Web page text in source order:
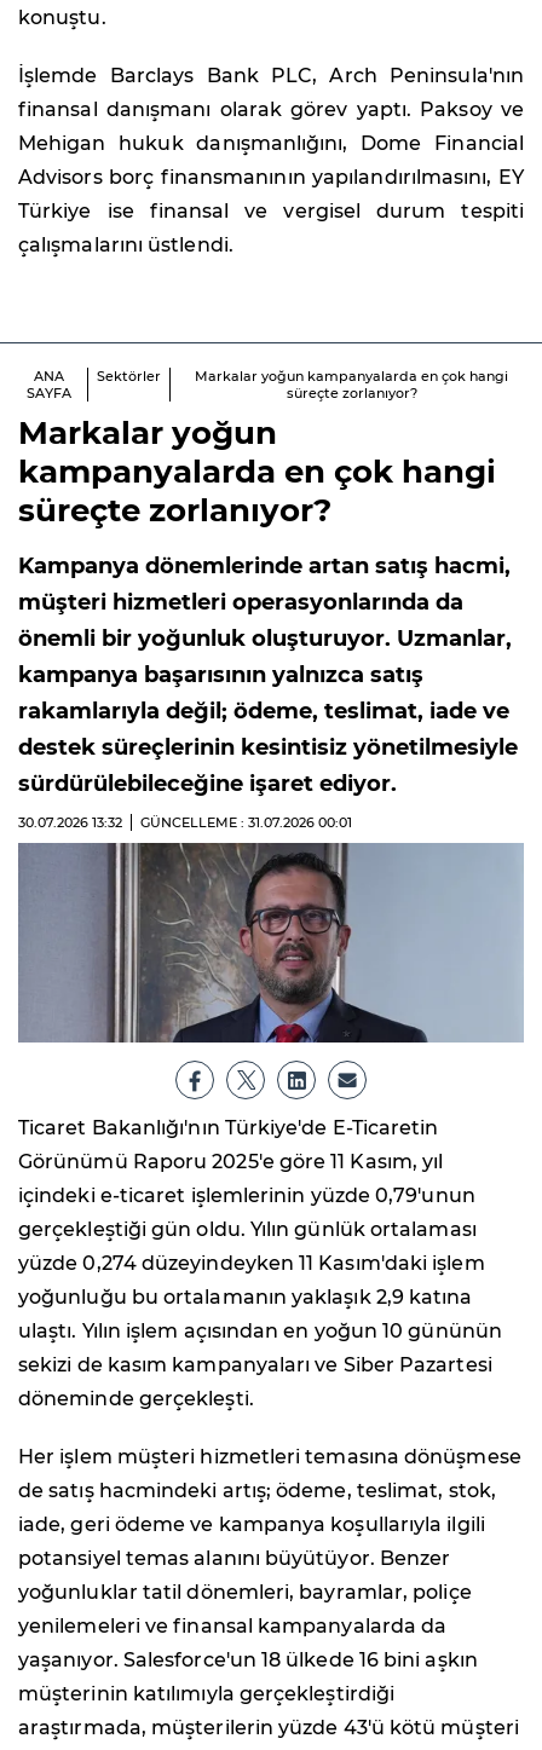
konuştu.
İşlemde Barclays Bank PLC, Arch Peninsula'nın
finansal danışmanı olarak görev yaptı. Paksoy ve
Mehigan hukuk danışmanlığını, Dome Financial
Advisors borç finansmanının yapılandırılmasını, EY
Türkiye ise finansal ve vergisel durum tespiti
çalışmalarını üstlendi.
ANA
SAYFA
Sektörler
Markalar yoğun kampanyalarda en çok hangi
süreçte zorlanıyor?
Markalar yoğun
kampanyalarda en çok hangi
süreçte zorlanıyor?
Kampanya dönemlerinde artan satış hacmi,
müşteri hizmetleri operasyonlarında da
önemli bir yoğunluk oluşturuyor. Uzmanlar,
kampanya başarısının yalnızca satış
rakamlarıyla değil; ödeme, teslimat, iade ve
destek süreçlerinin kesintisiz yönetilmesiyle
sürdürülebileceğine işaret ediyor.
30.07.2026 13:32 GÜNCELLEME : 31.07.2026 00:01
Ticaret Bakanlığı'nın Türkiye'de E-Ticaretin
Görünümü Raporu 2025'e göre 11 Kasım, yıl
içindeki e-ticaret işlemlerinin yüzde 0,79'unun
gerçekleştiği gün oldu. Yılın günlük ortalaması
yüzde 0,274 düzeyindeyken 11 Kasım'daki işlem
yoğunluğu bu ortalamanın yaklaşık 2,9 katına
ulaştı. Yılın işlem açısından en yoğun 10 gününün
sekizi de kasım kampanyaları ve Siber Pazartesi
döneminde gerçekleşti.
Her işlem müşteri hizmetleri temasına dönüşmese
de satış hacmindeki artış; ödeme, teslimat, stok,
iade, geri ödeme ve kampanya koşullarıyla ilgili
potansiyel temas alanını büyütüyor. Benzer
yoğunluklar tatil dönemleri, bayramlar, poliçe
yenilemeleri ve finansal kampanyalarda da
yaşanıyor. Salesforce'un 18 ülkede 16 bini aşkın
müşterinin katılımıyla gerçekleştirdiği
araştırmada, müşterilerin yüzde 43'ü kötü müşteri